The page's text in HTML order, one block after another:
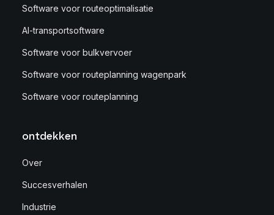
Software voor routeoptimalisatie
AI-transportsoftware
Software voor bulkvervoer
Software voor routeplanning wagenpark
Software voor routeplanning
ontdekken
Over
Succesverhalen
Industrie